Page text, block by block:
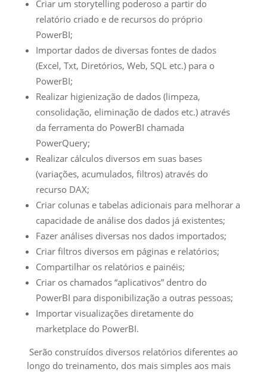
Criar um storytelling poderoso a partir do
relatório criado e de recursos do próprio
PowerBI;
Importar dados de diversas fontes de dados
(Excel, Txt, Diretórios, Web, SQL etc.) para o
PowerBI;
Realizar higienização de dados (limpeza,
consolidação, eliminação de dados etc.) através
da ferramenta do PowerBI chamada
PowerQuery;
Realizar cálculos diversos em suas bases
(variações, acumulados, filtros) através do
recurso DAX;
Criar colunas e tabelas adicionais para melhorar a
capacidade de análise dos dados já existentes;
Fazer análises diversas nos dados importados;
Criar filtros diversos em páginas e relatórios;
Compartilhar os relatórios e painéis;
Criar os chamados “aplicativos” dentro do
PowerBI para disponibilização a outras pessoas;
Importar visualizações diretamente do
marketplace do PowerBI.
Serão construídos diversos relatórios diferentes ao
longo do treinamento, dos mais simples aos mais